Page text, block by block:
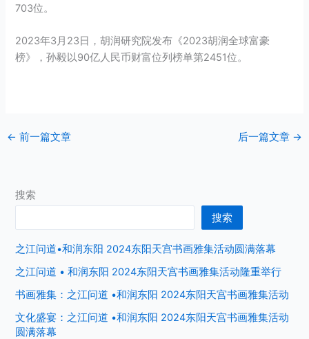
703位。
2023年3月23日，胡润研究院发布《2023胡润全球富豪
榜》，孙毅以90亿人民币财富位列榜单第2451位。
← 前一篇文章 后一篇文章 →
搜索
搜索
之江问道•和润东阳 2024东阳天宫书画雅集活动圆满落幕
之江问道 • 和润东阳 2024东阳天宫书画雅集活动隆重举行
书画雅集：之江问道 •和润东阳 2024东阳天宫书画雅集活动
文化盛宴：之江问道 •和润东阳 2024东阳天宫书画雅集活动
圆满落幕